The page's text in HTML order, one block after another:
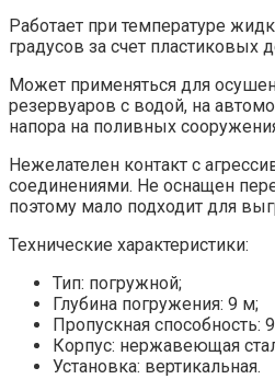
Работает при температуре
градусов за счет пластиковых
Может применяться для
резервуаров с водой, на
напора на поливных
Нежелателен контакт с
соединениями. Не оснащен
поэтому мало подходит для
Технические характеристики:
Тип: погружной;
Глубина погружения: 9 м;
Пропускная способность:
Корпус: нержавеющая
Установка: вертикальная.